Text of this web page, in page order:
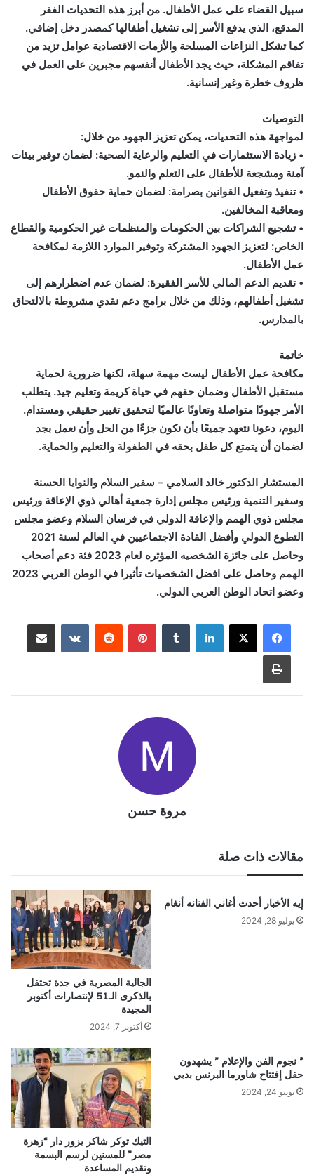
سبيل القضاء على عمل الأطفال. من أبرز هذه التحديات الفقر
المدقع، الذي يدفع الأسر إلى تشغيل أطفالها كمصدر دخل إضافي.
كما تشكل النزاعات المسلحة والأزمات الاقتصادية عوامل تزيد من
تفاقم المشكلة، حيث يجد الأطفال أنفسهم مجبرين على العمل في
ظروف خطرة وغير إنسانية.
التوصيات
لمواجهة هذه التحديات، يمكن تعزيز الجهود من خلال:
• زيادة الاستثمارات في التعليم والرعاية الصحية: لضمان توفير بيئات
آمنة ومشجعة للأطفال على التعلم والنمو.
• تنفيذ وتفعيل القوانين بصرامة: لضمان حماية حقوق الأطفال
ومعاقبة المخالفين.
• تشجيع الشراكات بين الحكومات والمنظمات غير الحكومية والقطاع
الخاص: لتعزيز الجهود المشتركة وتوفير الموارد اللازمة لمكافحة
عمل الأطفال.
• تقديم الدعم المالي للأسر الفقيرة: لضمان عدم اضطرارهم إلى
تشغيل أطفالهم، وذلك من خلال برامج دعم نقدي مشروطة بالالتحاق
بالمدارس.
خاتمة
مكافحة عمل الأطفال ليست مهمة سهلة، لكنها ضرورية لحماية
مستقبل الأطفال وضمان حقهم في حياة كريمة وتعليم جيد. يتطلب
الأمر جهودًا متواصلة وتعاونًا عالميًا لتحقيق تغيير حقيقي ومستدام.
اليوم، دعونا نتعهد جميعًا بأن نكون جزءًا من الحل وأن نعمل بجد
لضمان أن يتمتع كل طفل بحقه في الطفولة والتعليم والحماية.
المستشار الدكتور خالد السلامي – سفير السلام والنوايا الحسنة
وسفير التنمية ورئيس مجلس إدارة جمعية أهالي ذوي الإعاقة ورئيس
مجلس ذوي الهمم والإعاقة الدولي في فرسان السلام وعضو مجلس
التطوع الدولي وأفضل القادة الاجتماعيين في العالم لسنة 2021
وحاصل على جائزة الشخصيه المؤثره لعام 2023 فئة دعم أصحاب
الهمم وحاصل على افضل الشخصيات تأثيرا في الوطن العربي 2023
وعضو اتحاد الوطن العربي الدولي.
لينكدإن بينتيريست مشاركة عبر البريد
طباعة
مروة حسن
مقالات ذات صلة
إيه الأخبار أحدث أغاني الفنانه أنغام
يوليو 28, 2024
الجالية المصرية في جدة تحتفل
بالذكرى الـ51 لإنتصارات أكتوبر
المجيدة
أكتوبر 7, 2024
” نجوم الفن والإعلام ” يشهدون
حفل إفتتاح شاورما البرنس بدبي
يونيو 24, 2024
التيك توكر شاكر يزور دار “زهرة
مصر” للمسنين لرسم البسمة
وتقديم المساعدة